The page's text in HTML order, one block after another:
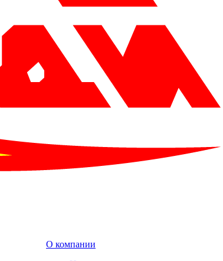
О компании